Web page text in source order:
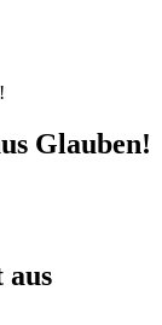
Glauben!
aus